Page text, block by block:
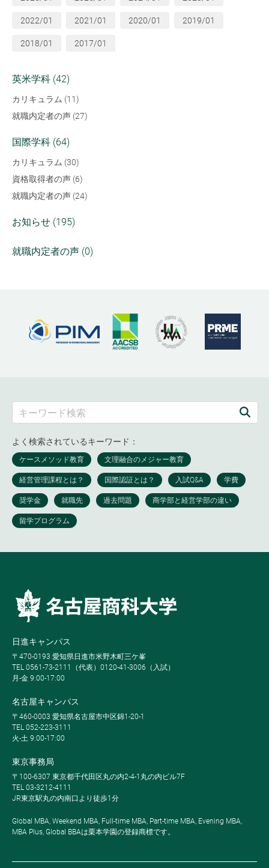
2022/01 2021/01 2020/01 2019/01
2018/01 2017/01
英米学科 (42)
カリキュラム (11)
就職内定者の声 (27)
国際学科 (64)
カリキュラム (30)
資格取得者の声 (6)
就職内定者の声 (24)
お知らせ (195)
就職内定者の声 (0)
よく検索されているキーワード：
日進キャンパス
〒470-0193 愛知県日進市米野木町三ケ峯
TEL 0561-73-2111（代表）0120-41-3006（入試）
月-金 9:00-17:00
名古屋キャンパス
〒460-0003 愛知県名古屋市中区錦1-20-1
TEL 052-223-3111
火-土 9:00-17:00
東京事務局
〒100-6307 東京都千代田区丸の内2-4-1丸の内ビル7F
TEL 03-3212-4111
JR東京駅丸の内南口より徒歩1分
Global MBA, Weekend MBA, Full-time MBA, Part-time MBA, Evening MBA,
MBA Plus, Global BBAは栗本学園の登録商標です。